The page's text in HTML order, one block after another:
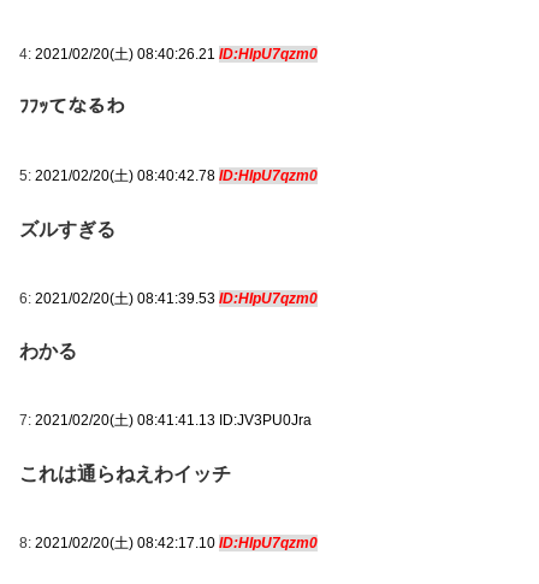
4: 2021/02/20(土) 08:40:26.21 ID:HIpU7qzm0
ﾌﾌｯてなるわ
5: 2021/02/20(土) 08:40:42.78 ID:HIpU7qzm0
ズルすぎる
6: 2021/02/20(土) 08:41:39.53 ID:HIpU7qzm0
わかる
7: 2021/02/20(土) 08:41:41.13 ID:JV3PU0Jra
これは通らねえわイッチ
8: 2021/02/20(土) 08:42:17.10 ID:HIpU7qzm0